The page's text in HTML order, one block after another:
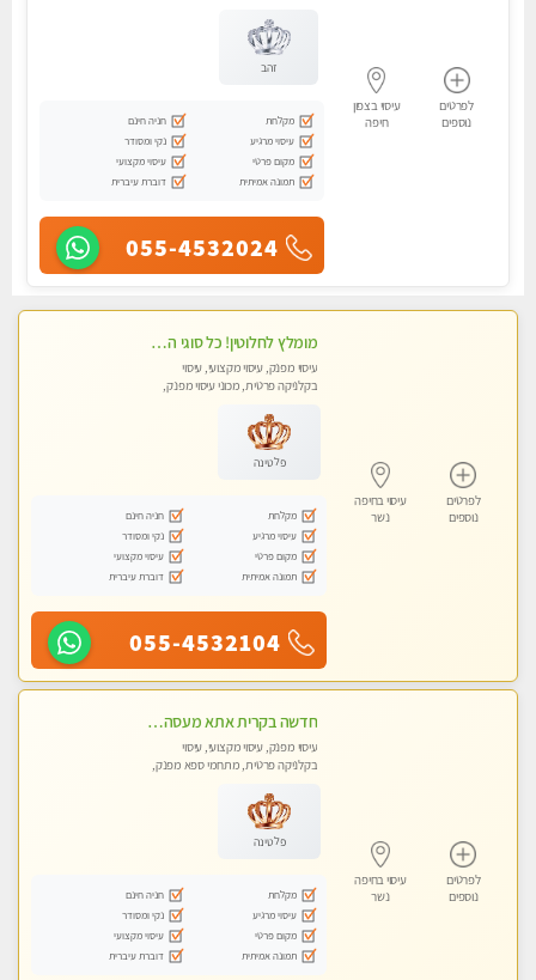
לפרטים
נוספים
עיסוי בצפון
חיפה
זהב
מקלחת
חניה חינם
עיסוי מרגיע
נקי ומסודר
מקום פרטי
עיסוי מקצועי
תמונה אמיתית
דוברת עיברית
055-4532024
לפרטים
נוספים
עיסוי בחיפה
נשר
מומלץ לחלוטין! כל סוגי העיסויים מעסה מקצועית ואיכותית פרטי!!!
עיסוי מפנק, עיסוי מקצועי, עיסוי
בקלניקה פרטית, מכוני עיסוי מפנק,
פלטינה
מקלחת
חניה חינם
עיסוי מרגיע
נקי ומסודר
מקום פרטי
עיסוי מקצועי
תמונה אמיתית
דוברת עיברית
055-4532104
לפרטים
נוספים
עיסוי בחיפה
נשר
חדשה בקרית אתא מעסה איכותית מקצועית ומפנקת. ללא מין
עיסוי מפנק, עיסוי מקצועי, עיסוי
בקלניקה פרטית, מתחמי ספא מפנק,
פלטינה
מקלחת
חניה חינם
עיסוי מרגיע
נקי ומסודר
מקום פרטי
עיסוי מקצועי
תמונה אמיתית
דוברת עיברית